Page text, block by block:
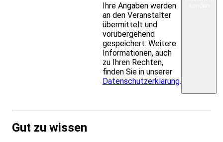
Ihre Angaben werden
an den Veranstalter
übermittelt und
vorübergehend
gespeichert. Weitere
Informationen, auch
zu Ihren Rechten,
finden Sie in unserer
Datenschutzerklärung.
Gut zu wissen